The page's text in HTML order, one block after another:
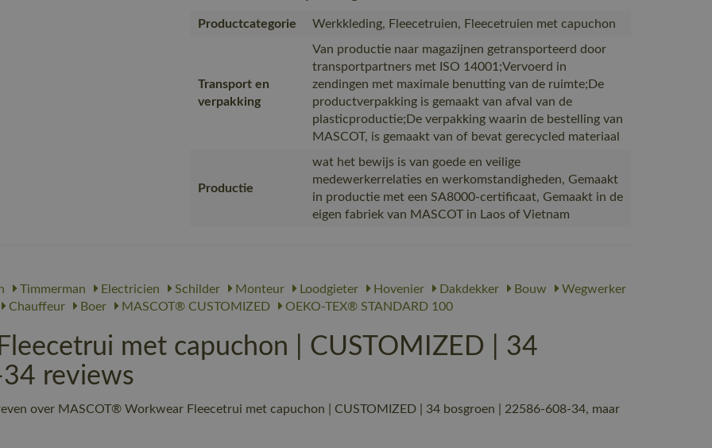
Productcategorie Werkkleding, Fleecetruien, Fleecetruien met capuchon
Transport en
verpakking
Van productie naar magazijnen getransporteerd door
transportpartners met ISO 14001;Vervoerd in
zendingen met maximale benutting van de ruimte;De
productverpakking is gemaakt van afval van de
plasticproductie;De verpakking waarin de bestelling van
MASCOT, is gemaakt van of bevat gerecycled materiaal
Productie
wat het bewijs is van goede en veilige
medewerkerrelaties en werkomstandigheden, Gemaakt
in productie met een SA8000-certificaat, Gemaakt in de
eigen fabriek van MASCOT in Laos of Vietnam
Timmerman Electricien Schilder Monteur Loodgieter Hovenier Dakdekker Bouw
Wegwerker
Chauffeur
Boer MASCOT® CUSTOMIZED OEKO-TEX® STANDARD 100
met capuchon | CUSTOMIZED | 34
reviews
over MASCOT® Workwear Fleecetrui met capuchon | CUSTOMIZED | 34 bosgroen | 22586-608-34, maar